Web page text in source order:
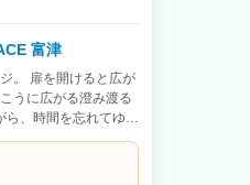
富津
。 扉を開けると広が
うに広がる澄み渡る
、時間を忘れてゆっ
で表情を変える美し